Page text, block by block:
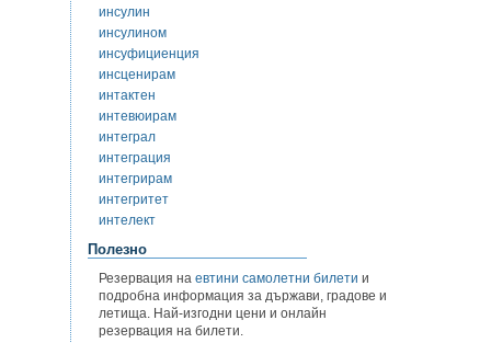
инсулин
инсулином
инсуфициенция
инсценирам
интактен
интевюирам
интеграл
интеграция
интегрирам
интегритет
интелект
Полезно
Резервация на евтини самолетни билети и
подробна информация за държави, градове и
летища. Най-изгодни цени и онлайн
резервация на билети.